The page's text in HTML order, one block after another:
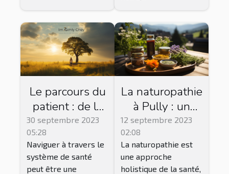
Le parcours du
patient : de la
consultation à
convalescence
30 septembre 2023
05:28
Naviguer à travers le
système de santé
peut être une
La naturopathie
à Pully : un
chemin vers
l'équilibre
12 septembre 2023
02:08
La naturopathie est
une approche
holistique de la santé,